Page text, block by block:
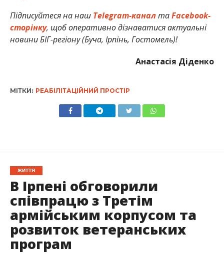
Підписуйтеся на наш Telegram-каналтаFacebook-
сторінку, щоб оперативно дізнаватися актуальні
новини БІГ-регіону (Буча, Ірпінь, Гостомель)!
Анастасія Діденко
МІТКИ: РЕАБІЛІТАЦІЙНИЙ ПРОСТІР
ЖИТТЯ
В Ірпені обговорили
співпрацю з Третім
армійським корпусом та
розвиток ветеранських
програм